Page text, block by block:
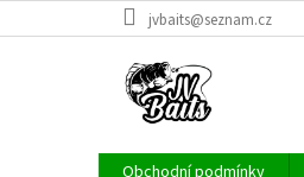
na
jvbaits@seznam.cz
Obchodní podmínky